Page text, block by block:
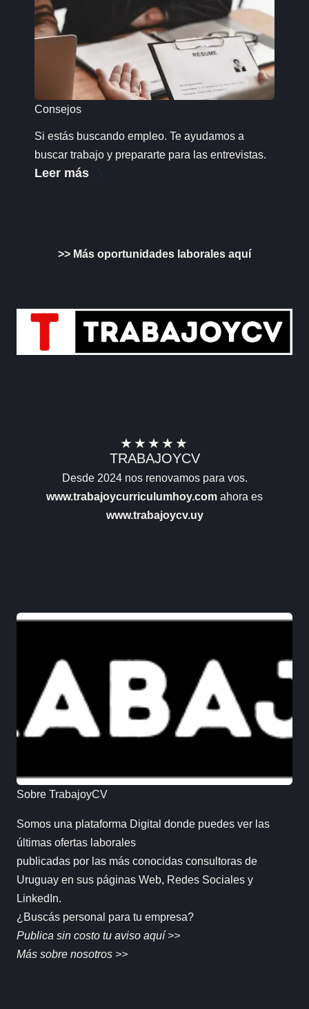
Consejos
Si estás buscando empleo. Te ayudamos a
buscar trabajo y prepararte para las entrevistas.
Leer más
>> Más oportunidades laborales aquí
★★★★★
TRABAJOYCV
Desde 2024 nos renovamos para vos.
www.trabajoycurriculumhoy.com ahora es
www.trabajoycv.uy
Sobre TrabajoyCV
Somos una plataforma Digital donde puedes ver las
últimas ofertas laborales
publicadas por las más conocidas consultoras de
Uruguay en sus páginas Web, Redes Sociales y
LinkedIn.
¿Buscás personal para tu empresa?
Publica sin costo tu aviso aquí >>
Más sobre nosotros >>